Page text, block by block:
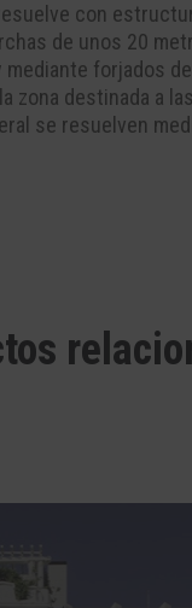
con
de unos 20
mediante forjados
zona destinada a
se resuelven